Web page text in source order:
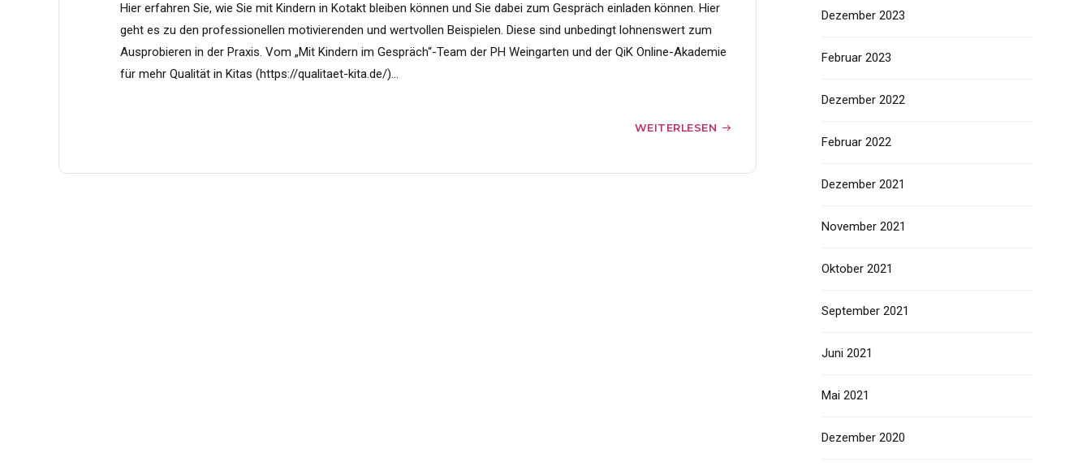
Hier erfahren Sie, wie Sie mit Kindern in Kotakt bleiben können und Sie dabei zum Gespräch einladen können. Hier
geht es zu den professionellen motivierenden und wertvollen Beispielen. Diese sind unbedingt lohnenswert zum
Ausprobieren in der Praxis. Vom „Mit Kindern im Gespräch“-Team der PH Weingarten und der QiK Online-Akademie
für mehr Qualität in Kitas (https://qualitaet-kita.de/)...
WEITERLESEN
Dezember 2023
Februar 2023
Dezember 2022
Februar 2022
Dezember 2021
November 2021
Oktober 2021
September 2021
Juni 2021
Mai 2021
Dezember 2020